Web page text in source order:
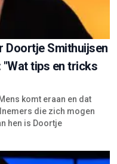
Doortje Smithuijsen
"Wat tips en tricks
komt eraan en dat
die zich mogen
hen is Doortje